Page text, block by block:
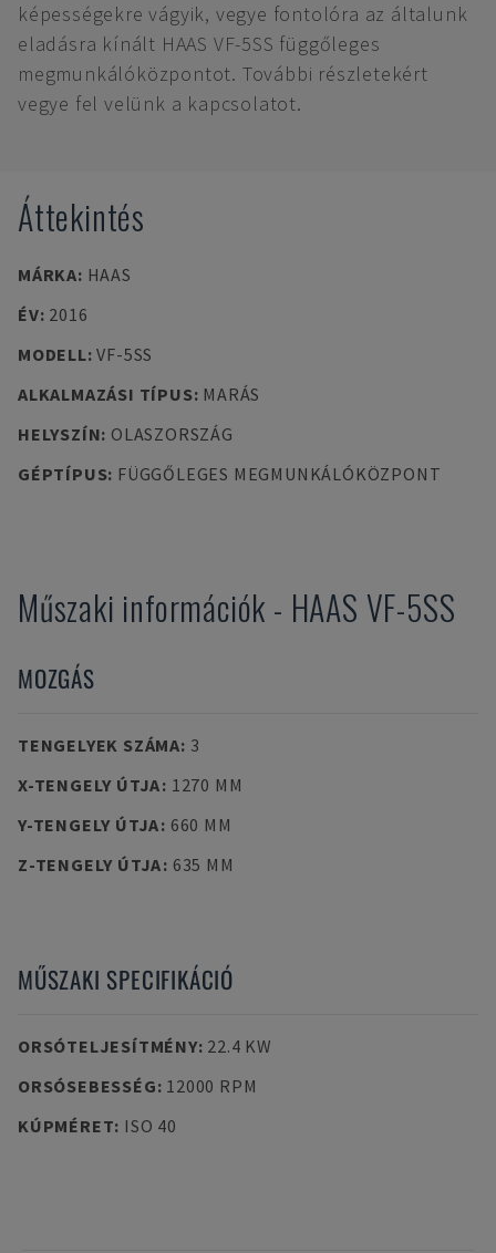
képességekre vágyik, vegye fontolóra az általunk
eladásra kínált HAAS VF-5SS függőleges
megmunkálóközpontot. További részletekért
vegye fel velünk a kapcsolatot.
Áttekintés
MÁRKA: HAAS
ÉV: 2016
MODELL:VF-5SS
ALKALMAZÁSI TÍPUS: MARÁS
HELYSZÍN: OLASZORSZÁG
GÉPTÍPUS: FÜGGŐLEGES MEGMUNKÁLÓKÖZPONT
Műszaki információk - HAAS VF-5SS
MOZGÁS
TENGELYEK SZÁMA: 3
X-TENGELY ÚTJA: 1270 MM
Y-TENGELY ÚTJA: 660 MM
Z-TENGELY ÚTJA: 635 MM
MŰSZAKI SPECIFIKÁCIÓ
ORSÓTELJESÍTMÉNY: 22.4 KW
ORSÓSEBESSÉG: 12000 RPM
KÚPMÉRET: ISO 40